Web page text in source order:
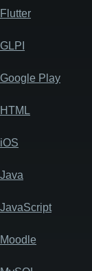
Flutter
GLPI
Google Play
HTML
iOS
Java
JavaScript
Moodle